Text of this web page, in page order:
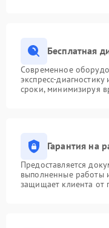
Бесплатная
Современное
экспресс-
сроки, минимизируя
Гарантия на
Предоставляется
выполненные работы
защищает клиента от